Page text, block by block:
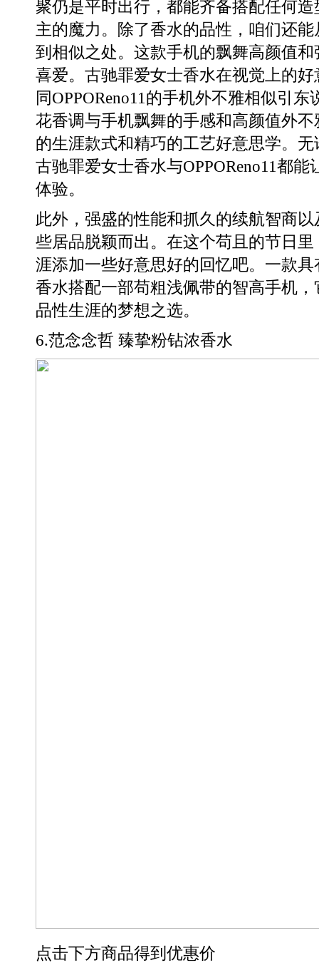
聚仍是平时出行，都能齐备搭配任何
主的魔力。除了香水的品性，咱们还能
到相似之处。这款手机的飘舞高颜值
喜爱。古驰罪爱女士香水在视觉上的
同OPPOReno11的手机外不雅相似引
花香调与手机飘舞的手感和高颜值外
的生涯款式和精巧的工艺好意思学。
古驰罪爱女士香水与OPPOReno11都
体验。
此外，强盛的性能和抓久的续航智商
些居品脱颖而出。在这个苟且的节日
涯添加一些好意思好的回忆吧。一款
香水搭配一部苟粗浅佩带的智高手机
品性生涯的梦想之选。
6.范念念哲 臻挚粉钻浓香水
点击下方商品得到优惠价